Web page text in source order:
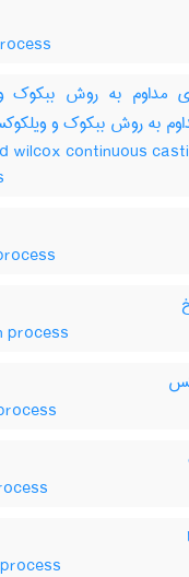
مداوم به روش ببکوک
به روش ببکوک و
wilcox continuous
process